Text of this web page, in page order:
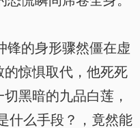
的身形骤然僵在虚
惊惧取代，他死死
黑暗的九品白莲，
什么手段？，竟然能